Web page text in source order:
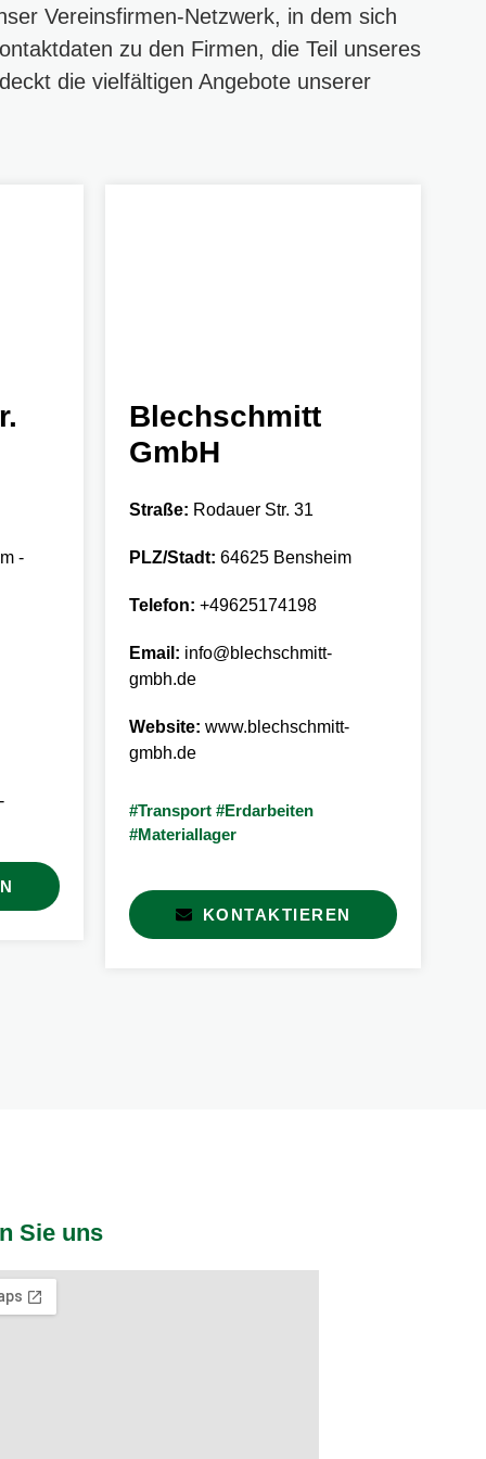
Vereinsfirmen-Netzwerk, in dem sich
zu den Firmen, die Teil unseres
die vielfältigen Angebote unserer
-
Blechschmitt
GmbH
Straße: Rodauer Str. 31
PLZ/Stadt: 64625 Bensheim
Telefon: +49625174198
Email: info@blechschmitt-
gmbh.de
Website: www.blechschmitt-
gmbh.de
#Transport #Erdarbeiten
#Materiallager
KONTAKTIEREN
Sie uns